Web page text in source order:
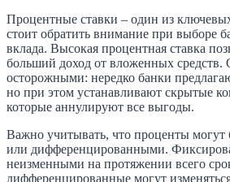
Процентные ставки – один из
стоит обратить внимание при выборе
вклада. Высокая процентная ставка
больший доход от вложенных средств.
осторожными: нередко банки
но при этом устанавливают скрытые
которые аннулируют все выгоды.
Важно учитывать, что проценты
или дифференцированными.
неизменными на протяжении всего
дифференцированные могут